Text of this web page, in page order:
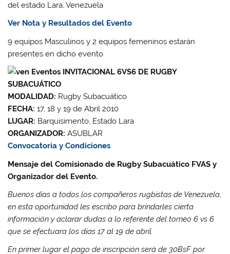
del estado Lara, Venezuela
Ver Nota y Resultados del Evento
9 equipos Masculinos y 2 equipos femeninos estarán
presentes en dicho evento
INVITACIONAL 6VS6 DE RUGBY
SUBACUÁTICO
MODALIDAD: Rugby Subacuático
FECHA: 17, 18 y 19 de Abril 2010
LUGAR: Barquisimento, Estado Lara
ORGANIZADOR:ASUBLAR
Convocatoria y Condiciones
Mensaje del Comisionado de Rugby Subacuático FVAS y
Organizador del Evento.
Buenos días a todos los compañeros rugbistas de Venezuela,
en esta oportunidad les escribo para brindarles cierta
información y aclarar dudas a lo referente del torneo 6 vs 6
que se efectuara los días 17 al 19 de abril.
En primer lugar el pago de inscripción será de 30BsF por